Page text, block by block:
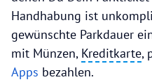
Handhabung ist
gewünschte Parkdauer
mit Münzen, Kreditkarte,
Apps bezahlen.